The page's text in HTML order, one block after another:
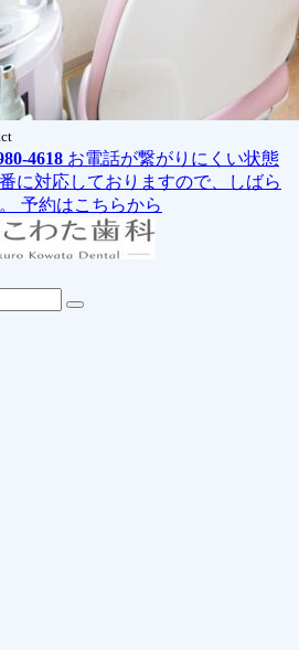
4618 お電話が繋がりにくい状態
に対応しておりますので、しばら
予約はこちらから